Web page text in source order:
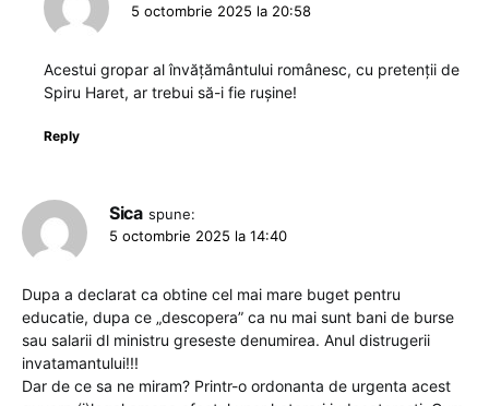
5 octombrie 2025 la 20:58
Acestui gropar al învățământului românesc, cu pretenții de
Spiru Haret, ar trebui să-i fie rușine!
Reply
Sica spune:
5 octombrie 2025 la 14:40
Dupa a declarat ca obtine cel mai mare buget pentru
educatie, dupa ce „descopera” ca nu mai sunt bani de burse
sau salarii dl ministru greseste denumirea. Anul distrugerii
invatamantului!!!
Dar de ce sa ne miram? Printr-o ordonanta de urgenta acest